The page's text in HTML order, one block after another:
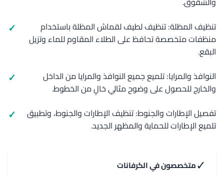
تنظيف المظلة: تنظيف لطيف لقماش المظلة باستخدام
منظفات متخصصة تحافظ على الطلاء المقاوم للماء وتزيل
البقع.
النوافذ والمرايا: تلميع جميع النوافذ والمرايا من الداخل
والخارج للحصول على وضوح مثالي خالٍ من الخطوط.
تفصيل الإطارات والجنوط: تنظيف الإطارات والجنوط، وتطبيق
تلميع الإطارات للحماية والمظهر الجديد.
✓متخصصون في الكرفانات